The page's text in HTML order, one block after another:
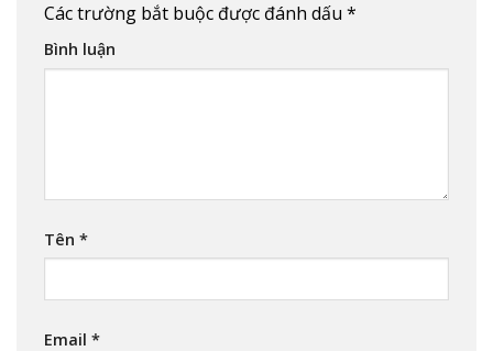
Các trường bắt buộc được đánh dấu *
Bình luận
Tên *
Email *